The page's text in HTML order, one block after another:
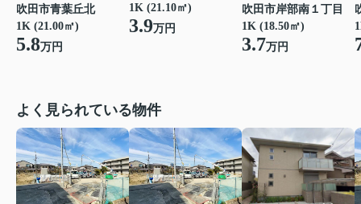
吹田市青葉丘北
1K (21.00㎡)
5.8万円
1K (21.10㎡)
3.9万円
吹田市岸部南１丁目
1K (18.50㎡)
3.7万円
よく見られている物件